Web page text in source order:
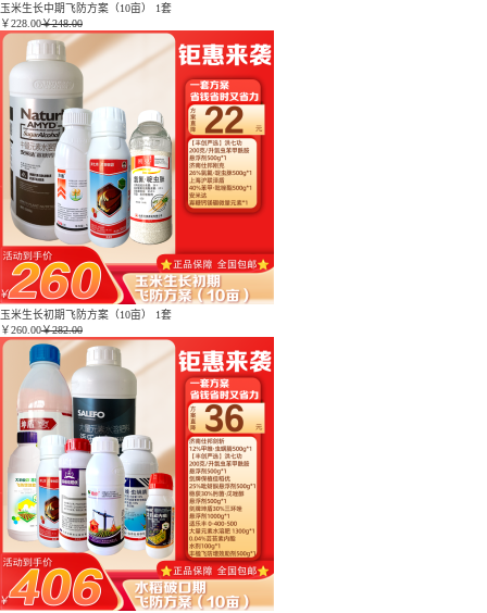
玉米生长中期飞防方案（10亩） 1套
￥228.00￥248.00
玉米生长初期飞防方案（10亩） 1套
￥260.00￥282.00